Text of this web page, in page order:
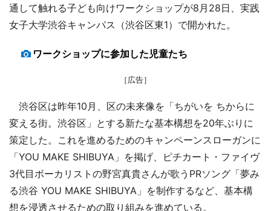
通して触れる子ども向けワークショップが8月28日、実践
女子大学渋谷キャンパス（渋谷区東1）で開かれた。
ワークショップに参加した児童たち
［広告］
渋谷区は昨年10月、区の未来像を「ちがいを ちからに
変える街。渋谷区」とする新たな基本構想を20年ぶりに
策定した。これを進めるためのキャンペーンスローガンに
「YOU MAKE SHIBUYA」を掲げ、ピチカート・ファイヴ
3代目ボーカリストの野宮真貴さんが歌うPRソング「夢み
る渋谷 YOU MAKE SHIBUYA」を制作するなど、基本構
想を浸透させるための取り組みを進めている。